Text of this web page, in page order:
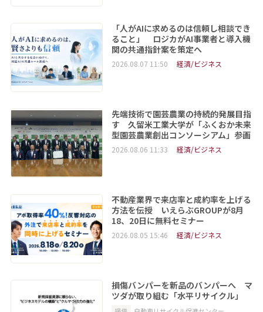
「人がAIに求めるのは信頼し相談でき
ること」 ロジカがAI事業者と導入機
関の共通指針案を策定へ
2026.08.07 11:50 経済/ビジネス
先端技術で園芸農業の持続的発展目指
す 久留米工業大学が「ふくおか未来
型園芸農業創出コンソーシアム」参画
2026.08.06 11:33 経済/ビジネス
不動産業界で来店率と成約率を上げる
方法を伝授 いえらぶGROUPが8月
18、20日に無料セミナー
2026.08.05 15:46 経済/ビジネス
損傷バンパーを新品のバンパーへ マ
ツダが取り組む「水平リサイクル」